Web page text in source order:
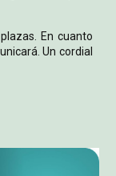
En cuanto
Un cordial